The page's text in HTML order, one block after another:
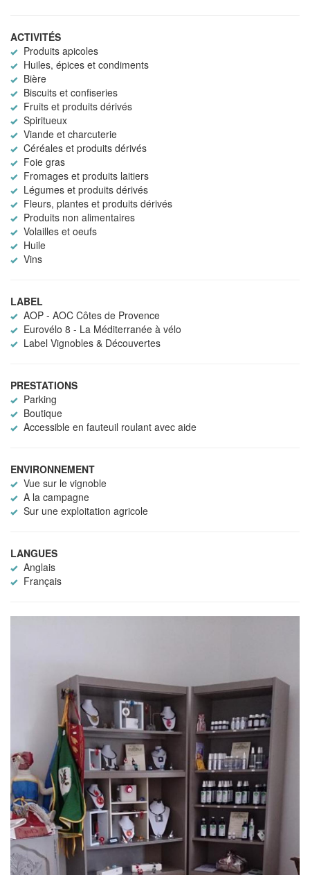
ACTIVITÉS
Produits apicoles
Huiles, épices et condiments
Bière
Biscuits et confiseries
Fruits et produits dérivés
Spiritueux
Viande et charcuterie
Céréales et produits dérivés
Foie gras
Fromages et produits laitiers
Légumes et produits dérivés
Fleurs, plantes et produits dérivés
Produits non alimentaires
Volailles et oeufs
Huile
Vins
LABEL
AOP - AOC Côtes de Provence
Eurovélo 8 - La Méditerranée à vélo
Label Vignobles & Découvertes
PRESTATIONS
Parking
Boutique
Accessible en fauteuil roulant avec aide
ENVIRONNEMENT
Vue sur le vignoble
A la campagne
Sur une exploitation agricole
LANGUES
Anglais
Français